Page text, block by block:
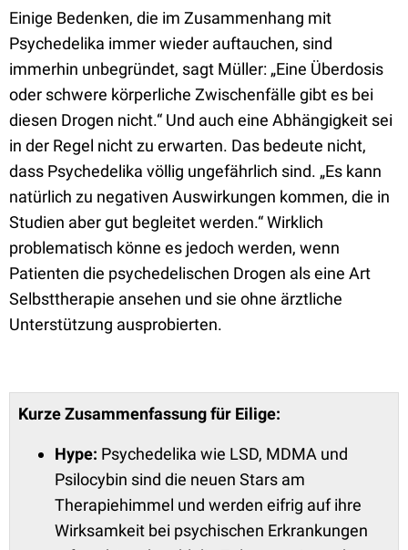
Einige Bedenken, die im Zusammenhang mit
Psychedelika immer wieder auftauchen, sind
immerhin unbegründet, sagt Müller: „Eine Überdosis
oder schwere körperliche Zwischenfälle gibt es bei
diesen Drogen nicht.“ Und auch eine Abhängigkeit sei
in der Regel nicht zu erwarten. Das bedeute nicht,
dass Psychedelika völlig ungefährlich sind. „Es kann
natürlich zu negativen Auswirkungen kommen, die in
Studien aber gut begleitet werden.“ Wirklich
problematisch könne es jedoch werden, wenn
Patienten die psychedelischen Drogen als eine Art
Selbsttherapie ansehen und sie ohne ärztliche
Unterstützung ausprobierten.
Kurze Zusammenfassung für Eilige:
Hype: Psychedelika wie LSD, MDMA und
Psilocybin sind die neuen Stars am
Therapiehimmel und werden eifrig auf ihre
Wirksamkeit bei psychischen Erkrankungen